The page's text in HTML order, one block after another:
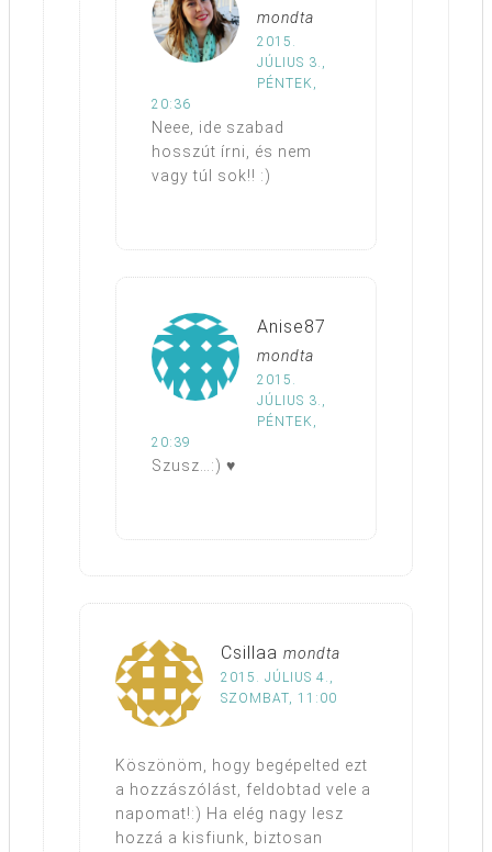
mondta
2015.
JÚLIUS 3.,
PÉNTEK,
20:36
Neee, ide szabad
hosszút írni, és nem
vagy túl sok!! :)
Anise87
mondta
2015.
JÚLIUS 3.,
PÉNTEK,
20:39
Szusz…:) ♥
Csillaa mondta
2015. JÚLIUS 4.,
SZOMBAT, 11:00
Köszönöm, hogy begépelted ezt
a hozzászólást, feldobtad vele a
napomat!:) Ha elég nagy lesz
hozzá a kisfiunk, biztosan